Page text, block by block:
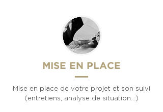
MISE EN PLACE
Mise en place de votre projet et son suivi
(entretiens, analyse de situation...)